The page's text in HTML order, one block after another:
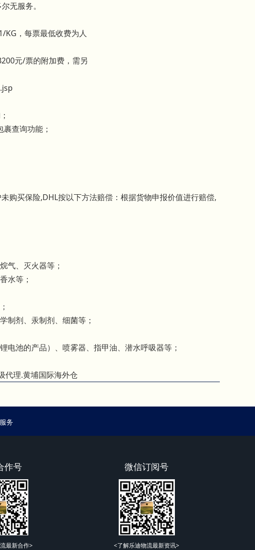
无服务。
KG，每票最低收费为人
元/票的附加费，需另
查询功能；
购买保险,DHL按以下方法赔偿：根据货物申报价值进行赔偿,
气、灭火器等；
水等；
制剂、汞制剂、细菌等；
电池的产品）、喷雾器、指甲油、潜水呼吸器等；
代理.黄埔国际海外仓
务
作号
最新合作>
微信订阅号
<了解乐迪物流最新资讯>